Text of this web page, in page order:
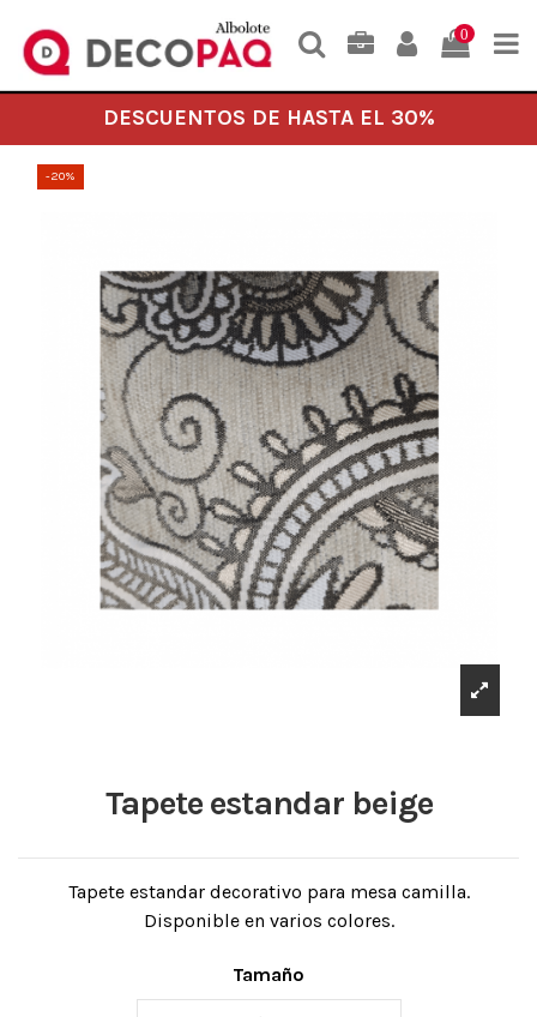
0
DESCUENTOS DE HASTA EL 30%
-20%
Tapete estandar beige
Tapete estandar decorativo para mesa camilla.
Disponible en varios colores.
Tamaño